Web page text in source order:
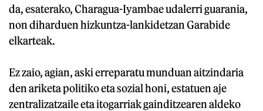
da, esaterako, Charagua-Iyambae udalerri guarania,
non diharduen hizkuntza-lankidetzan Garabide
elkarteak.
Ez zaio, agian, aski erreparatu munduan aitzindaria
den ariketa politiko eta sozial honi, estatuen aje
zentralizatzaile eta itogarriak gainditzearen aldeko